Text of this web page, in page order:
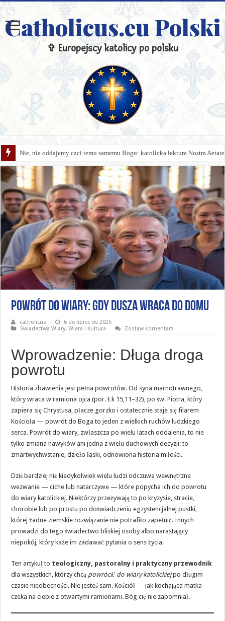
Catholicus.eu Polski
✞ Europejscy katolicy po polsku
Nie, nie oddajemy czci temu samemu Bogu: katolicka lektura Nostra
Powrót do wiary: Gdy dusza wraca do domu
catholicus
6 de lipiec de 2025
Świadectwa Wiary,Wiara i Kultura Zostaw komentarz
Wprowadzenie: Długa droga
powrotu
Historia zbawienia jest pełna powrotów. Od syna marnotrawnego,
który wraca w ramiona ojca (por. Łk 15,11–32), po św. Piotra, który
zapiera się Chrystusa, płacze gorzko i ostatecznie staje się filarem
Kościoła — powrót do Boga to jeden z wielkich ruchów ludzkiego
serca. Powrót do wiary, zwłaszcza po wielu latach oddalenia, to nie
tylko zmiana nawyków ani jedna z wielu duchowych decyzji: to
zmartwychwstanie, dzieło łaski, odnowiona historia miłości.
Dziś bardziej niż kiedykolwiek wielu ludzi odczuwa wewnętrzne
wezwanie — ciche lub natarczywe — które popycha ich do powrotu
do wiary katolickiej. Niektórzy przeżywają to po kryzysie, stracie,
chorobie lub po prostu po doświadczeniu egzystencjalnej pustki,
której żadne ziemskie rozwiązanie nie potrafiło zapełnić. Innych
prowadzi do tego świadectwo bliskiej osoby albo narastający
niepokój, który każe im zadawać pytania o sens życia.
Ten artykuł to teologiczny, pastoralny i praktyczny przewodnik
dla wszystkich, którzy chcą powrócić do wiary katolickiejpo długim
czasie nieobecności. Nie jesteś sam. Kościół — jak kochająca matka —
czeka na ciebie z otwartymi ramionami. Bóg cię nie zapomniał.